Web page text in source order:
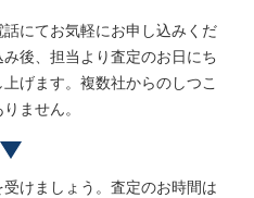
話にてお気軽にお申し込みくだ
後、担当より査定のお日にち
げます。複数社からのしつこ
ません。
受けましょう。査定のお時間は